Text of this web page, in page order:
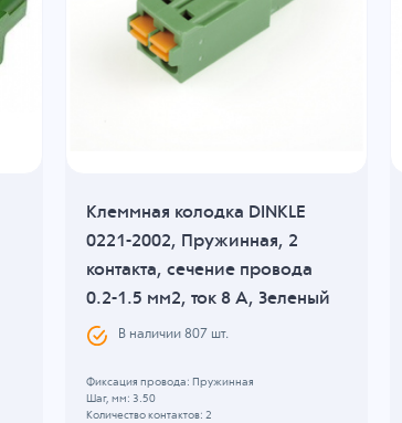
Клеммная колодка DINKLE
0221-2002, Пружинная, 2
контакта, сечение провода
0.2-1.5 мм2, ток 8 A, Зеленый
В наличии 807 шт.
Фиксация провода: Пружинная
Шаг, мм: 3.50
Количество контактов: 2